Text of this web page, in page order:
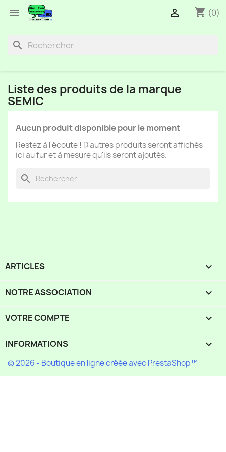
 shopping_cart (0)

search
Liste des produits de la marque
SEMIC
Aucun produit disponible pour le moment
Restez à l'écoute ! D'autres produits seront affichés
ici au fur et à mesure qu'ils seront ajoutés.
search
ARTICLES 
NOTRE ASSOCIATION 
VOTRE COMPTE 
INFORMATIONS keyboard_arrow_down
© 2026 - Boutique en ligne créée avec PrestaShop™